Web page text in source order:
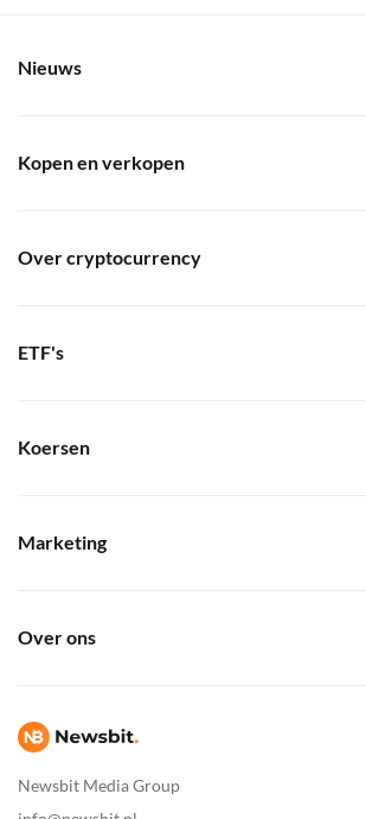
Newsbit Media Group
Nieuws
Kopen en verkopen
Over cryptocurrency
ETF's
Koersen
Marketing
Over ons